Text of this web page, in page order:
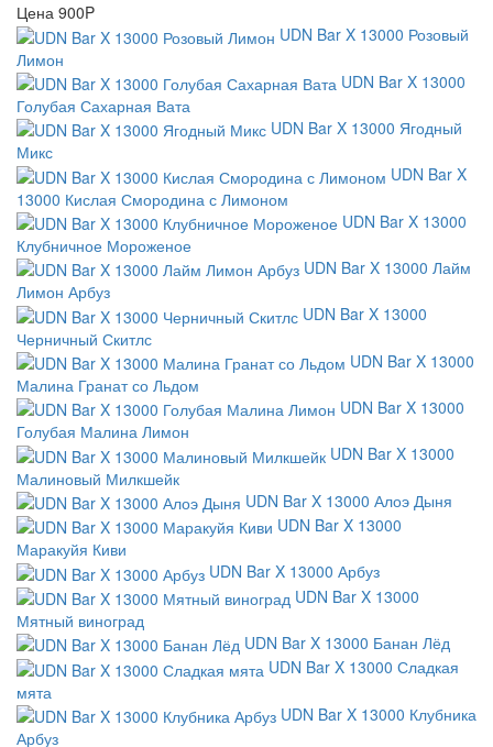
Цена 900P
UDN Bar X 13000 Розовый
Лимон
UDN Bar X 13000
Голубая Сахарная Вата
UDN Bar X 13000 Ягодный
Микс
UDN Bar X
13000 Кислая Смородина с Лимоном
UDN Bar X 13000
Клубничное Мороженое
UDN Bar X 13000 Лайм
Лимон Арбуз
UDN Bar X 13000
Черничный Скитлс
UDN Bar X 13000
Малина Гранат со Льдом
UDN Bar X 13000
Голубая Малина Лимон
UDN Bar X 13000
Малиновый Милкшейк
UDN Bar X 13000 Алоэ Дыня
UDN Bar X 13000
Маракуйя Киви
UDN Bar X 13000 Арбуз
UDN Bar X 13000
Мятный виноград
UDN Bar X 13000 Банан Лёд
UDN Bar X 13000 Сладкая
мята
UDN Bar X 13000 Клубника
Арбуз